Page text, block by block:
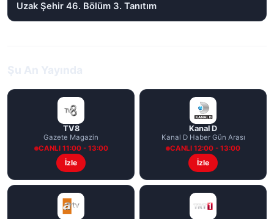
Uzak Şehir 46. Bölüm 3. Tanıtım
TV8
Gazete Magazin
CANLI 11:00 - 13:00
İzle
Kanal D
Kanal D Haber Gün Arası
CANLI 12:00 - 13:00
İzle